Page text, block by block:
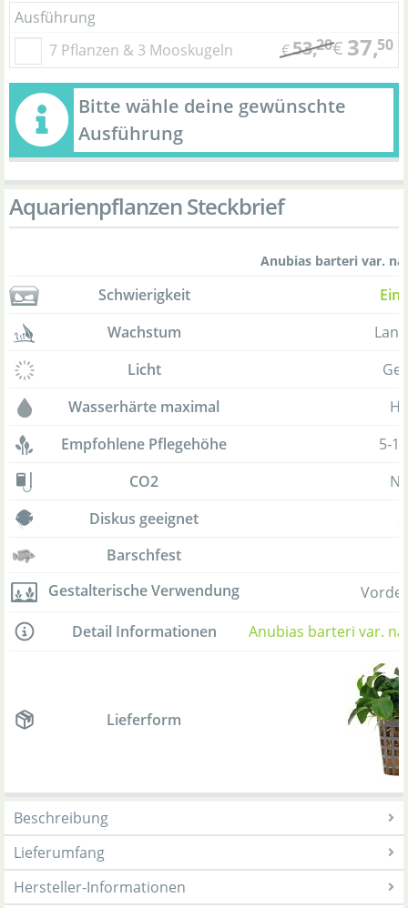
Ausführung
7 Pflanzen & 3 Mooskugeln
€53,20€ 37,50
Bitte wähle deine gewünschte
Ausführung
Aquarienpflanzen Steckbrief
Anubias barteri var.
Schwierigkeit
Wachstum
Licht
Wasserhärte maximal
Empfohlene Pflegehöhe
5-
CO2
Diskus geeignet
Barschfest
Gestalterische Verwendung
Detail Informationen
Anubias barteri var.
Lieferform
Beschreibung
Lieferumfang
Hersteller-Informationen